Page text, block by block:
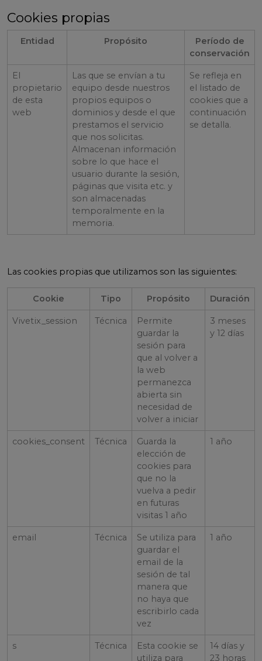
Cookies propias
Entidad Propósito
Período de
conservación
El
propietario
de esta
web
Las que se envían a tu
equipo desde nuestros
propios equipos o
dominios y desde el que
prestamos el servicio
que nos solicitas.
Almacenan información
sobre lo que hace el
usuario durante la sesión,
páginas que visita etc. y
son almacenadas
temporalmente en la
memoria.
Se refleja en
el listado de
cookies que a
continuación
se detalla.
Las cookies propias que utilizamos son las siguientes:
Cookie Tipo Propósito Duración
Vivetix_session Técnica
Permite
guardar la
sesión para
que al volver a
la web
permanezca
abierta sin
necesidad de
volver a iniciar
3 meses
y 12 días
cookies_consent Técnica
Guarda la
elección de
cookies para
que no la
vuelva a pedir
en futuras
visitas 1 año
1 año
email Técnica
Se utiliza para
guardar el
email de la
sesión de tal
manera que
no haya que
escribirlo cada
vez
1 año
s Técnica
Esta cookie se
utiliza para
14 días y
23 horas